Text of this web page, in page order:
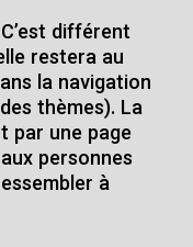
différent
restera au
la navigation
thèmes). La
par une page
personnes
à